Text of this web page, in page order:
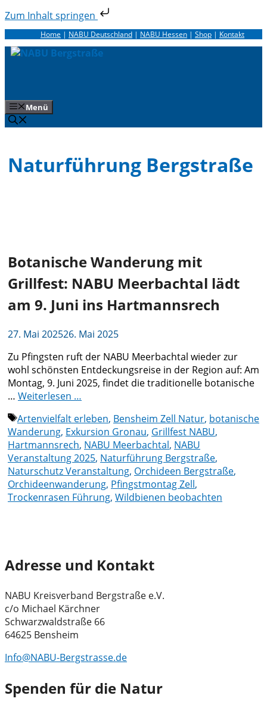
Zum Inhalt springen
Zum
Inhalt
springen
Home | NABU Deutschland | NABU Hessen | Shop | Kontakt
Menü
Naturführung Bergstraße
Botanische Wanderung mit
Grillfest: NABU Meerbachtal lädt
am 9. Juni ins Hartmannsrech
27. Mai 202526. Mai 2025
Zu Pfingsten ruft der NABU Meerbachtal wieder zur
wohl schönsten Entdeckungsreise in der Region auf: Am
Montag, 9. Juni 2025, findet die traditionelle botanische
… Weiterlesen …
Schlagwörter
Artenvielfalt erleben, Bensheim Zell Natur, botanische
Wanderung, Exkursion Gronau, Grillfest NABU,
Hartmannsrech, NABU Meerbachtal, NABU
Veranstaltung 2025, Naturführung Bergstraße,
Naturschutz Veranstaltung, Orchideen Bergstraße,
Orchideenwanderung, Pfingstmontag Zell,
Trockenrasen Führung, Wildbienen beobachten
Adresse und Kontakt
NABU Kreisverband Bergstraße e.V.
c/o Michael Kärchner
Schwarzwaldstraße 66
64625 Bensheim
Info@NABU-Bergstrasse.de
Spenden für die Natur